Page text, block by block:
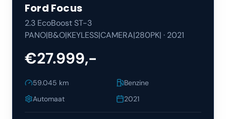
Ford Focus
2.3 EcoBoost ST-3
PANO|B&O|KEYLESS|CAMERA|280PK| · 2021
€27.999,-
59.045 km
Benzine
Automaat
2021